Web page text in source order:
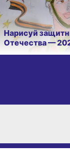
Нарисуй
Отечества —